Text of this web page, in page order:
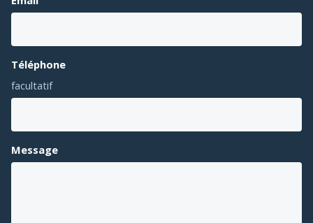
Téléphone
facultatif
Message